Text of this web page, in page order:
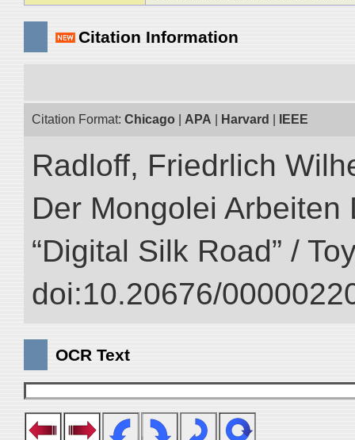
Citation Information
Citation Format: Chicago APA Harvard IEEE
Radloff, Friedrlich
Der Mongolei Arbeiten
“Digital Silk Road” /
doi:10.20676/
OCR Text